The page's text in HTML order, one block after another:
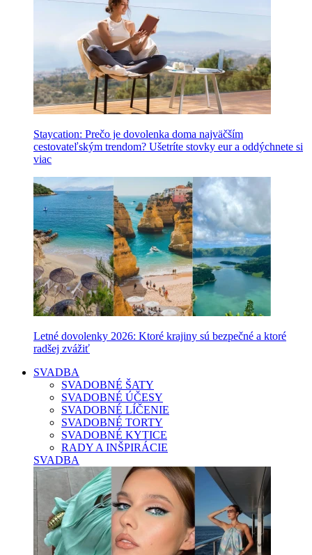
Staycation: Prečo je dovolenka doma najväčším
cestovateľským trendom? Ušetríte stovky eur a oddýchnete si
viac
Letné dovolenky 2026: Ktoré krajiny sú bezpečné a ktoré
radšej zvážiť
SVADBA
SVADOBNÉ ŠATY
SVADOBNÉ ÚČESY
SVADOBNÉ LÍČENIE
SVADOBNÉ TORTY
SVADOBNÉ KYTICE
RADY A INŠPIRÁCIE
SVADBA